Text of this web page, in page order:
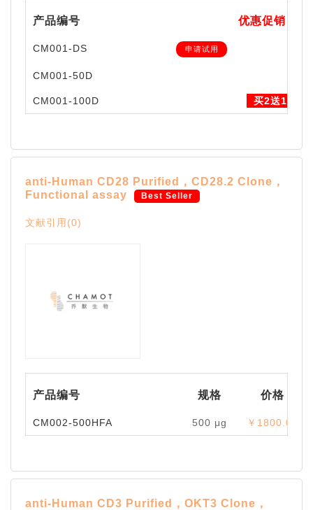
产品编号 优惠促销
CM001-DS 申请试用
CM001-50D
CM001-100D 买2送1
anti-Human CD28 Purified，CD28.2 Clone，
Functional assay
Best Seller
文献引用(0)
产品编号 规格 价格
CM002-500HFA 500 μg ￥1800.00
anti-Human CD3 Purified，OKT3 Clone，